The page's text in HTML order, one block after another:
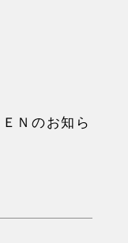
Ｎのお知ら